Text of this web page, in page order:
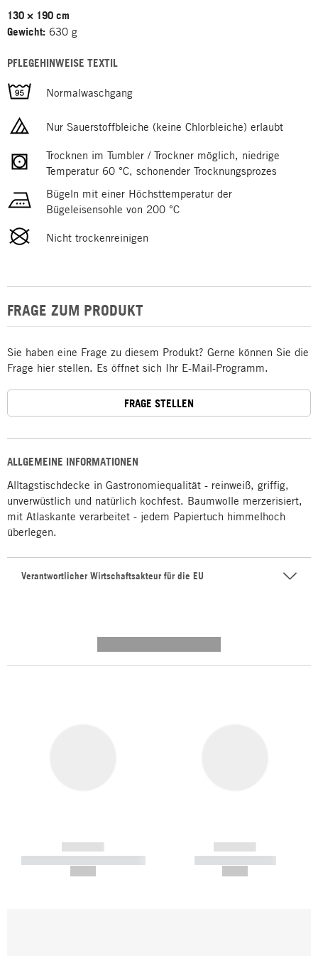
ALLGEMEINE INFORMATIONEN
Alltagstischdecke in Gastronomiequalität - reinweiß, griffig,
unverwüstlich und natürlich kochfest. Baumwolle merzerisiert,
mit Atlaskante verarbeitet - jedem Papiertuch himmelhoch
überlegen.
Verantwortlicher Wirtschaftsakteur für die EU
130 × 190 cm
Gewicht: 630 g
PFLEGEHINWEISE TEXTIL
Normalwaschgang
Nur Sauerstoffbleiche (keine Chlorbleiche) erlaubt
Trocknen im Tumbler / Trockner möglich, niedrige
Temperatur 60 °C, schonender Trocknungsprozes
Bügeln mit einer Höchsttemperatur der
Bügeleisensohle von 200 °C
Nicht trockenreinigen
FRAGE ZUM PRODUKT
Sie haben eine Frage zu diesem Produkt? Gerne können Sie die
Frage hier stellen. Es öffnet sich Ihr E-Mail-Programm.
FRAGE STELLEN
------------
----------- ----------- -----------
------------
----------- -----------